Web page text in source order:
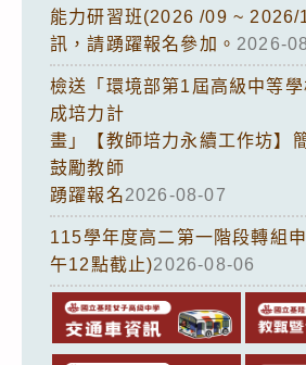
能力研習班(2026 /09 ~ 2026/
訊，請踴躍報名參加。 2026-
檢送「環境部第1屆高級中等
成培力計
畫」【教師培力永續工作坊】
鼓勵教師
踴躍報名2026-08-07
115學年度高二第一階段轉組
午12點截止)2026-08-06